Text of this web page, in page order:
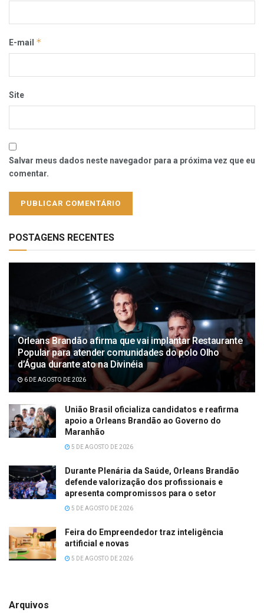
E-mail *
Site
Salvar meus dados neste navegador para a próxima vez que eu
comentar.
POSTAGENS RECENTES
Orleans Brandão afirma que vai implantar Restaurante
Popular para atender comunidades do polo Olho
d’Água durante ato na Divinéia
6 DE AGOSTO DE 2026
União Brasil oficializa candidatos e reafirma
apoio a Orleans Brandão ao Governo do
Maranhão
5 DE AGOSTO DE 2026
Durante Plenária da Saúde, Orleans Brandão
defende valorização dos profissionais e
apresenta compromissos para o setor
5 DE AGOSTO DE 2026
Feira do Empreendedor traz inteligência
artificial e novas
5 DE AGOSTO DE 2026
Arquivos